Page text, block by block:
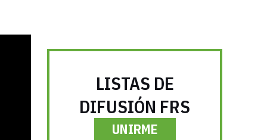
LISTAS DE
DIFUSIÓN FRS
UNIRME